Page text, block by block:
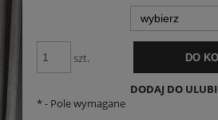
Haftem Bawełniana
PRE ORDER
zł
Spodenki
DO
szt. DO
DODAJ DO
*- Pole wymagane